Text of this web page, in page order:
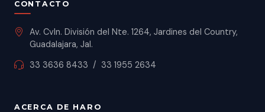
CONTACTO
Av. Cvln. División del Nte. 1264, Jardines del Country,
Guadalajara, Jal.
33 3636 8433 / 33 1955 2634
ACERCA DE HARO